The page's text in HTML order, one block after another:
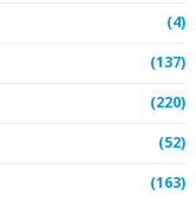
(4)
(137)
(220)
(52)
(163)